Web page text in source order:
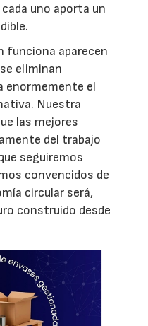
uno aporta un
funciona aparecen
eliminan
enormemente el
Nuestra
las mejores
del trabajo
seguiremos
convencidos de
circular será,
construido desde